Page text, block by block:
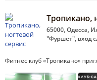
Тропикано,
65000, Одесса,
"Фуршет", вход
Фитнес клуб «Тропикано»